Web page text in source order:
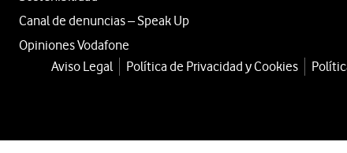
Canal de denuncias – Speak Up
Opiniones Vodafone
Aviso Legal Política de Privacidad y Cookies